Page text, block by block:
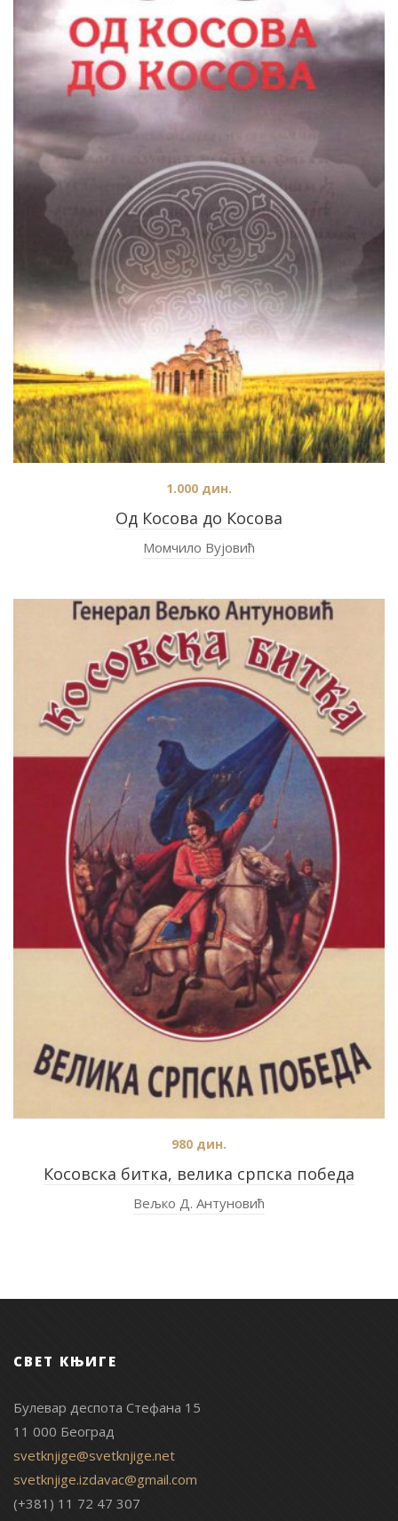
Од Косова до Косова
1.000 дин.
Момчило Вујовић
Косовска битка, велика српска победа
980 дин.
Вељко Д. Антуновић
СВЕТ КЊИГЕ
Булевар деспота Стефана 15
11 000 Београд
svetknjige@svetknjige.net
svetknjige.izdavac@gmail.com
(+381) 11 72 47 307